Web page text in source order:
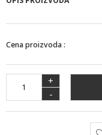
Cena proizvoda :
+
-